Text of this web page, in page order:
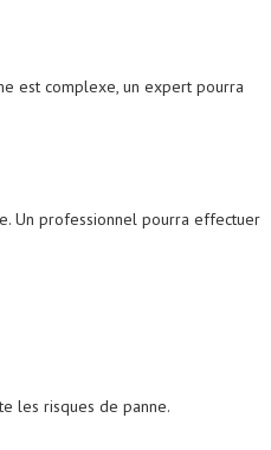
est complexe, un expert pourra
Un professionnel pourra effectuer
les risques de panne.